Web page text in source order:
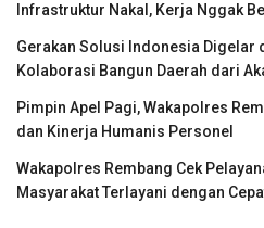
Infrastruktur Nakal, Kerja Nggak
Gerakan Solusi Indonesia Digelar
Kolaborasi Bangun Daerah dari
Pimpin Apel Pagi, Wakapolres
dan Kinerja Humanis Personel
Wakapolres Rembang Cek
Masyarakat Terlayani dengan